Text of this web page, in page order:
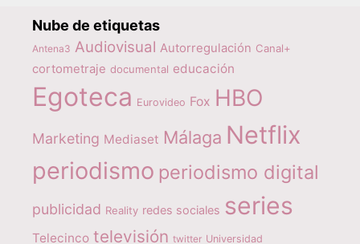
Nube de etiquetas
Antena3 Audiovisual Autorregulación Canal+
cortometraje documental educación
Egoteca Eurovideo Fox HBO
Marketing Mediaset Málaga Netflix
periodismo periodismo digital
publicidad Reality redes sociales series
Telecinco televisión twitter Universidad